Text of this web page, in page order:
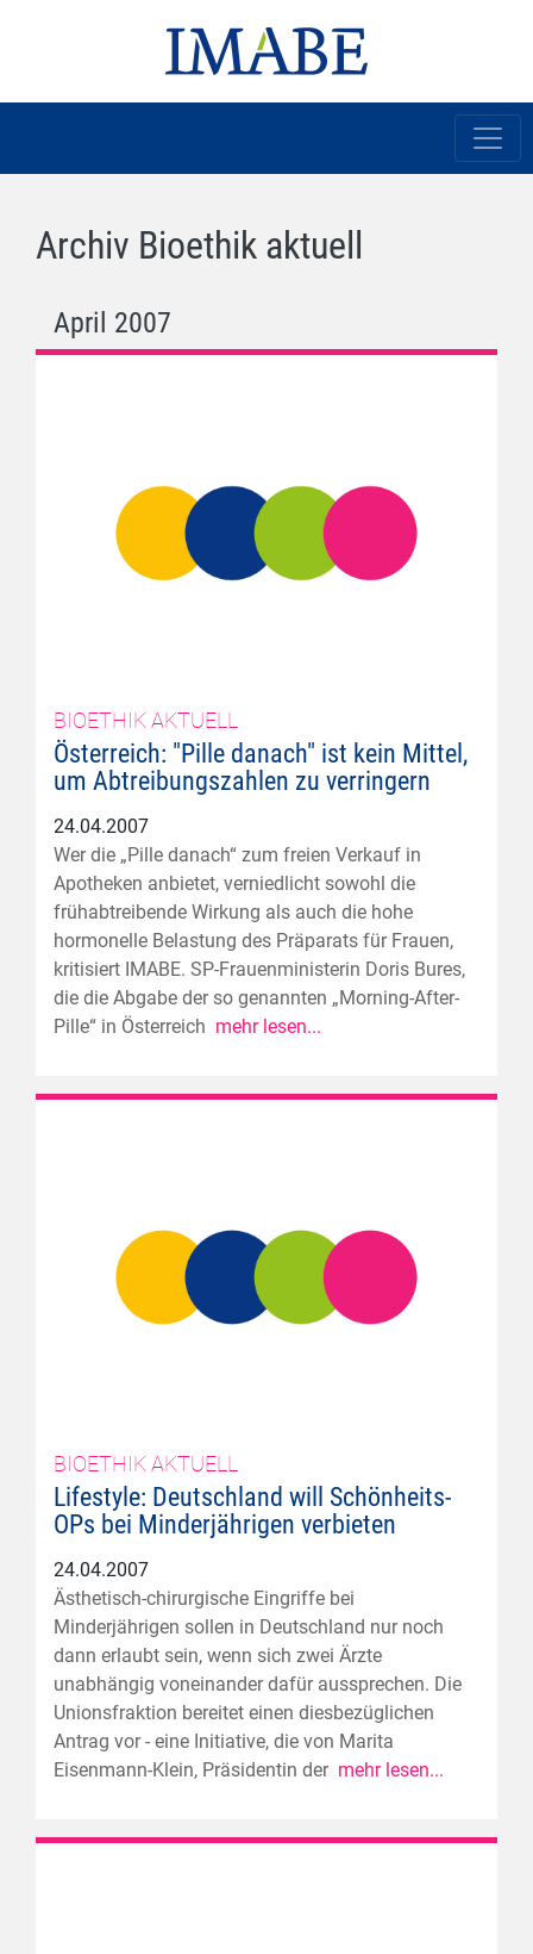
Archiv Bioethik aktuell
April 2007
BIOETHIK AKTUELL
Österreich: "Pille danach" ist kein Mittel,
um Abtreibungszahlen zu verringern
24.04.2007
Wer die „Pille danach“ zum freien Verkauf in
Apotheken anbietet, verniedlicht sowohl die
frühabtreibende Wirkung als auch die hohe
hormonelle Belastung des Präparats für Frauen,
kritisiert IMABE. SP-Frauenministerin Doris Bures,
die die Abgabe der so genannten „Morning-After-
Pille“ in Österreich mehr lesen...
BIOETHIK AKTUELL
Lifestyle: Deutschland will Schönheits-
OPs bei Minderjährigen verbieten
24.04.2007
Ästhetisch-chirurgische Eingriffe bei
Minderjährigen sollen in Deutschland nur noch
dann erlaubt sein, wenn sich zwei Ärzte
unabhängig voneinander dafür aussprechen. Die
Unionsfraktion bereitet einen diesbezüglichen
Antrag vor - eine Initiative, die von Marita
Eisenmann-Klein, Präsidentin der mehr lesen...